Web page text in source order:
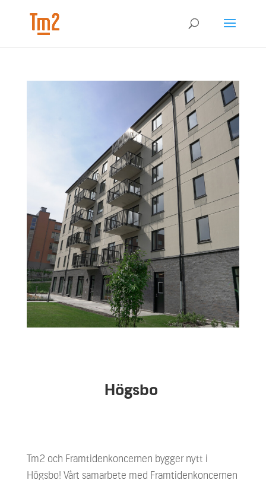
Högsbo
Tm2 och Framtidenkoncernen bygger nytt i
Högsbo! Vårt samarbete med Framtidenkoncernen